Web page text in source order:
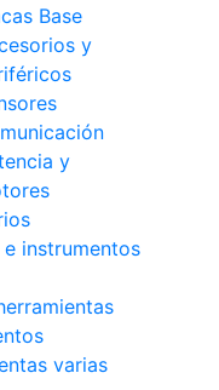
Base
y
y
instrumentos
varias